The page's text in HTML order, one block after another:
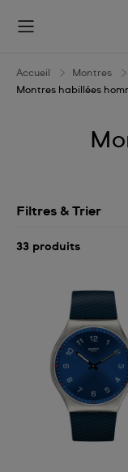
Accueil Montres
Montres habillées
Filtres & Trier
33 produits